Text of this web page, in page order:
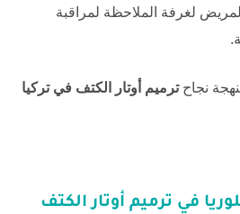
لغرفة الملاحظة لمراقبة
نجاحترميم أوتار الكتف في تركيا
في ترميم أوتار الكتف